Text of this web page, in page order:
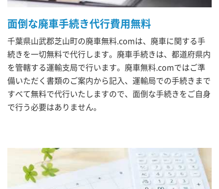
面倒な廃車手続き代行費用無料
千葉県山武郡芝山町の廃車無料.comは、廃車に関する手
続きを一切無料で代行します。廃車手続きは、都道府県内
を管轄する運輸支局で行います。廃車無料.comではご準
備いただく書類のご案内から記入、運輸局での手続きまで
すべて無料で代行いたしますので、面倒な手続きをご自身
で行う必要はありません。